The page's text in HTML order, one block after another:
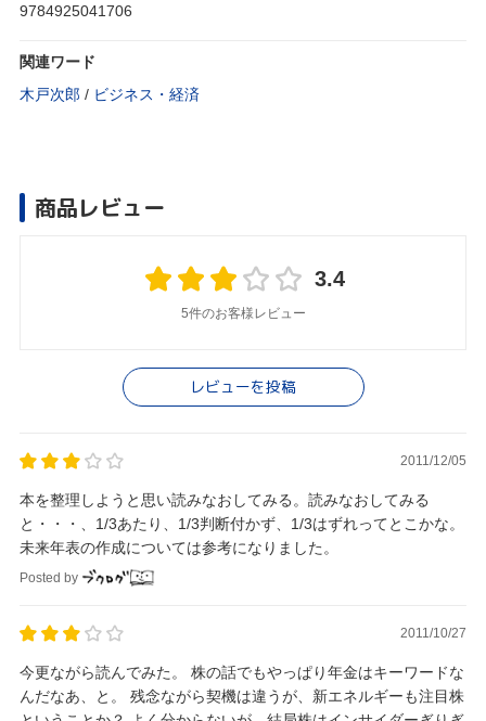
9784925041706
関連ワード
木戸次郎 / ビジネス・経済
商品レビュー
3.4
5件のお客様レビュー
レビューを投稿
2011/12/05
本を整理しようと思い読みなおしてみる。読みなおしてみる
と・・・、1/3あたり、1/3判断付かず、1/3はずれってとこかな。
未来年表の作成については参考になりました。
Posted by
2011/10/27
今更ながら読んでみた。 株の話でもやっぱり年金はキーワードな
んだなあ、と。 残念ながら契機は違うが、新エネルギーも注目株